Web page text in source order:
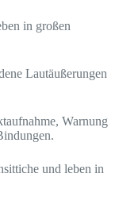
in großen
Lautäußerungen
Warnung
und leben in